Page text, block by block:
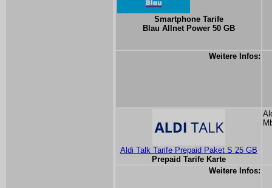
Smartphone Tarife
Blau Allnet Power 50 GB
Weitere Infos:
Aldi Talk Tarife Prepaid Paket S 25 GB
Prepaid Tarife Karte
Weitere Infos: